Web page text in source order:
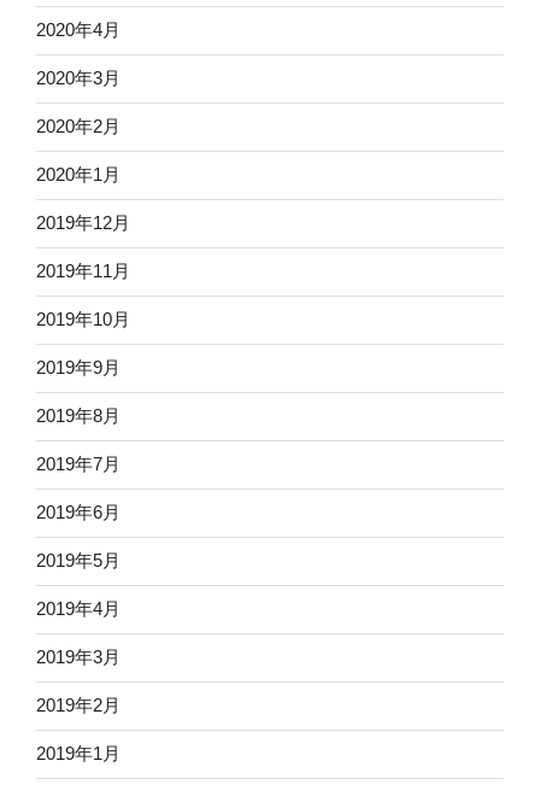
2020年4月
2020年3月
2020年2月
2020年1月
2019年12月
2019年11月
2019年10月
2019年9月
2019年8月
2019年7月
2019年6月
2019年5月
2019年4月
2019年3月
2019年2月
2019年1月